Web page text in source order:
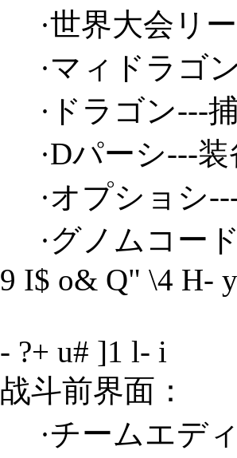
·世界大会リー
·マィドラゴ
·ドラゴン---捕
·Dパーシ---装
·オプショシ---
·グノムコー
9 I$ o& Q" \4 H-
- ?+ u# ]1 l- i
战斗前界面：
·チームエデ